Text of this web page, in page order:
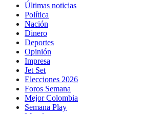
Últimas noticias
Política
Nación
Dinero
Deportes
Opinión
Impresa
Jet Set
Elecciones 2026
Foros Semana
Mejor Colombia
Semana Play